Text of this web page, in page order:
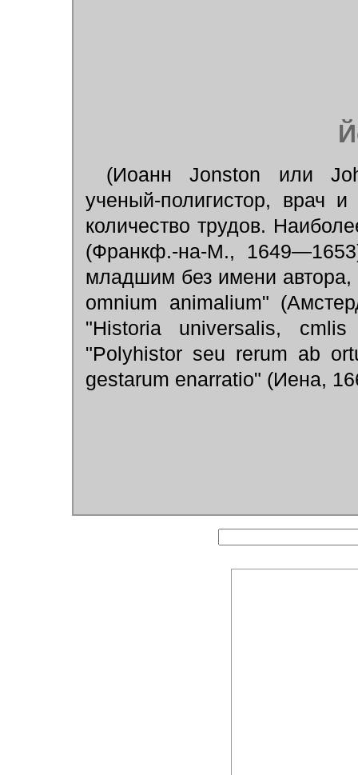
(Иоанн Jonston или
ученый-полигистор, врач
количество трудов.
(Франкф.-на-М.,
младшим без имени автора,
omnium animalium"
"Нistoria universalis,
"Polyhistor seu rerum ab
gestarum enarratio" (Иена,